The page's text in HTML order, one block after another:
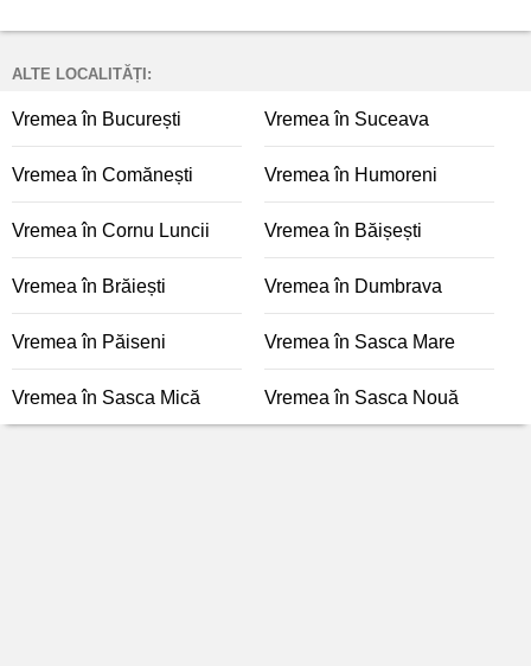
ALTE LOCALITĂȚI:
Vremea în București Vremea în Suceava
Vremea în Comănești Vremea în Humoreni
Vremea în Cornu Luncii Vremea în Băișești
Vremea în Brăiești Vremea în Dumbrava
Vremea în Păiseni Vremea în Sasca Mare
Vremea în Sasca Mică Vremea în Sasca Nouă